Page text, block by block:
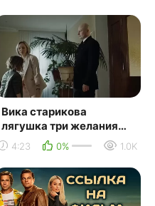
Вика старикова
лягушка три желания
премьера клипа
2019.mp4
4:23 0% 1.0K